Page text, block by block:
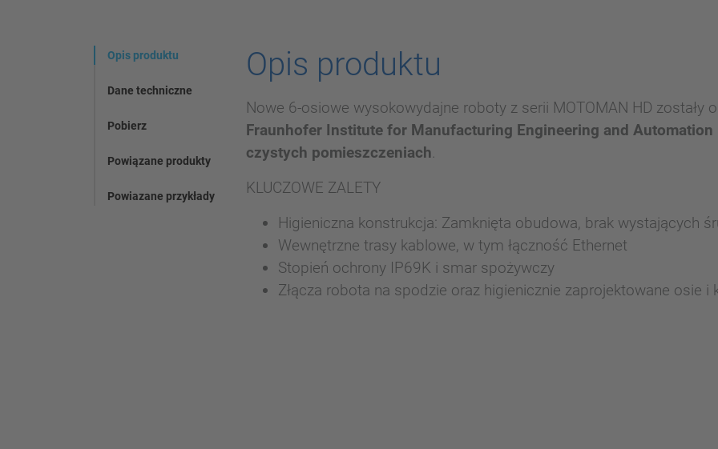
Opis produktu
Dane techniczne
Pobierz
Powiązane produkty
Powiazane przykłady
Opis produktu
Nowe 6-osiowe wysokowydajne roboty z serii MOTOMAN HD zostały
Fraunhofer Institute for Manufacturing Engineering and Automation
czystych pomieszczeniach.
KLUCZOWE ZALETY
Higieniczna konstrukcja: Zamknięta obudowa, brak wystających
Wewnętrzne trasy kablowe, w tym łączność Ethernet
Stopień ochrony IP69K i smar spożywczy
Złącza robota na spodzie oraz higienicznie zaprojektowane osie i